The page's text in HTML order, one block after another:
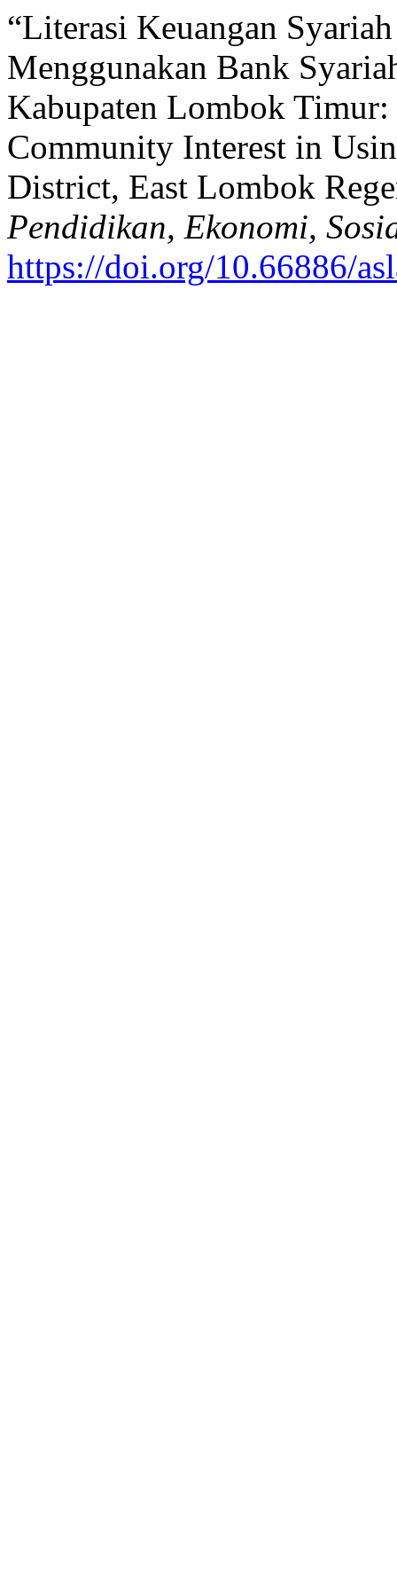
“Literasi Keuangan
Menggunakan Bank
Kabupaten Lombok
Community Interest in
District, East Lombok
Pendidikan, Ekonomi,
https://doi.org/10.66886/